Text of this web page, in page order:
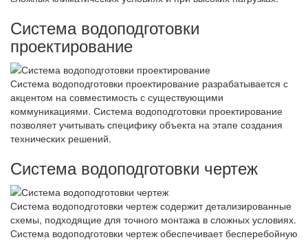
Система водоподготовки
проектирование
Система водоподготовки проектирование разрабатывается с
акцентом на совместимость с существующими
коммуникациями. Система водоподготовки проектирование
позволяет учитывать специфику объекта на этапе создания
технических решений.
Система водоподготовки чертеж
Система водоподготовки чертеж содержит детализированные
схемы, подходящие для точного монтажа в сложных условиях.
Система водоподготовки чертеж обеспечивает бесперебойную